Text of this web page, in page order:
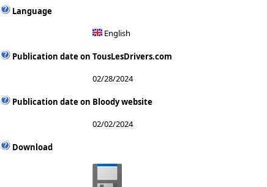
Language
English
Publication date on TousLesDrivers.com
02/28/2024
Publication date on Bloody website
02/02/2024
Download